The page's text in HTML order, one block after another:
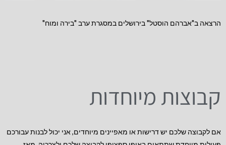
הרצאה ב"אברהם הוסטל" בירושלים במסגרת ערב "בירה ומוח"
קבוצות מיוחדות
אם לקבוצה שלכם יש דרישות או מאפיינים מיוחדים, אני יכול לבנות עבורכם